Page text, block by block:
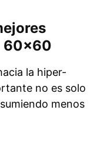
60×60
la hiper-
no es solo
menos